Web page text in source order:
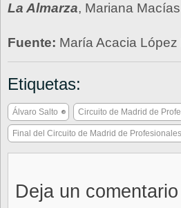
La Almarza, Mariana Macías
Fuente: María Acacia López
Etiquetas:
Álvaro Salto Circuito de Madrid de
Final del Circuito de Madrid de Profesionales
Deja un comentario